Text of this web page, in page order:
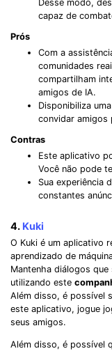
Desse modo,
capaz de
Prós
Com a
comunidades
compartilham
amigos de IA.
Disponibiliza
convidar amigos
Contras
Este aplicativo
Você não pode
Sua experiência
constantes
4. Kuki
O Kuki é um aplicativo
aprendizado de
Mantenha diálogos que
utilizando este
Além disso, é possível
este aplicativo, jogue
seus amigos.
Além disso, é possível
Record.
Got It